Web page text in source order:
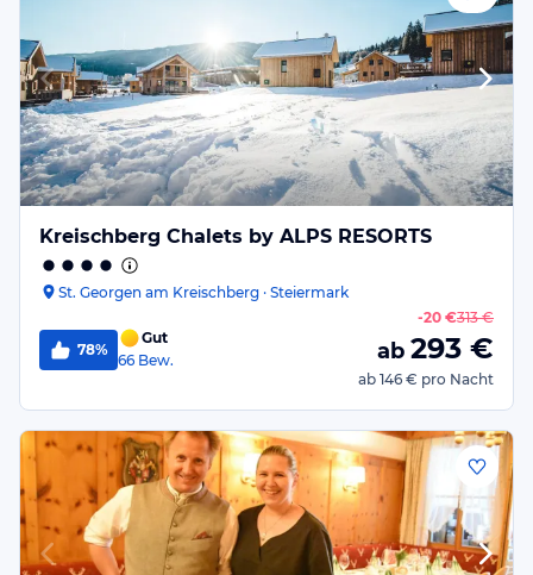
Kreischberg Chalets by ALPS RESORTS
St. Georgen am Kreischberg · Steiermark
78%
Gut
66 Bew.
-20 €313 €
ab 293 €
ab 146 € pro Nacht